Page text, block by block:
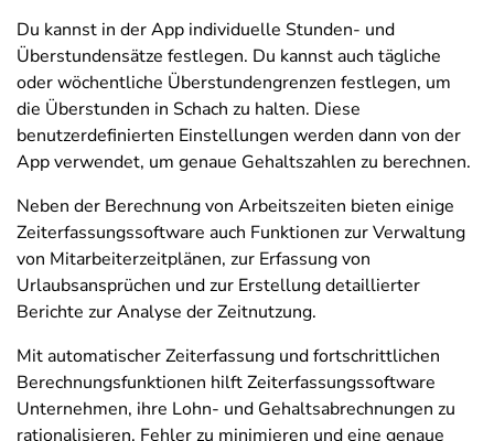
Du kannst in der App individuelle Stunden- und
Überstundensätze festlegen. Du kannst auch tägliche
oder wöchentliche Überstundengrenzen festlegen, um
die Überstunden in Schach zu halten. Diese
benutzerdefinierten Einstellungen werden dann von der
App verwendet, um genaue Gehaltszahlen zu berechnen.
Neben der Berechnung von Arbeitszeiten bieten einige
Zeiterfassungssoftware auch Funktionen zur Verwaltung
von Mitarbeiterzeitplänen, zur Erfassung von
Urlaubsansprüchen und zur Erstellung detaillierter
Berichte zur Analyse der Zeitnutzung.
Mit automatischer Zeiterfassung und fortschrittlichen
Berechnungsfunktionen hilft Zeiterfassungssoftware
Unternehmen, ihre Lohn- und Gehaltsabrechnungen zu
rationalisieren, Fehler zu minimieren und eine genaue